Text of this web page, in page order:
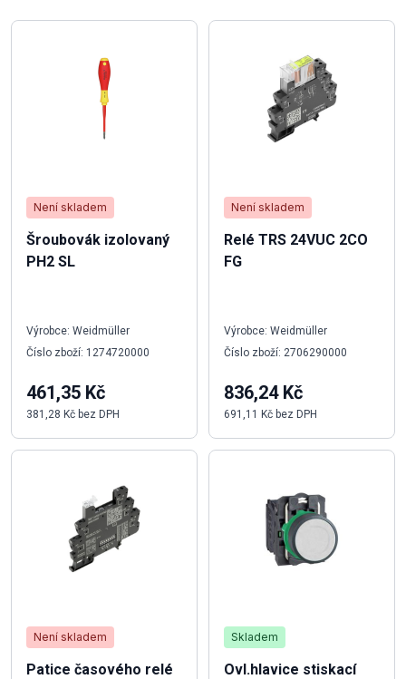
Není skladem
Šroubovák izolovaný
PH2 SL
Výrobce: Weidmüller
Číslo zboží: 1274720000
461,35 Kč
381,28 Kč bez DPH
Není skladem
Patice časového relé
Není skladem
Relé TRS 24VUC 2CO
FG
Výrobce: Weidmüller
Číslo zboží: 2706290000
836,24 Kč
691,11 Kč bez DPH
Skladem
Ovl.hlavice stiskací